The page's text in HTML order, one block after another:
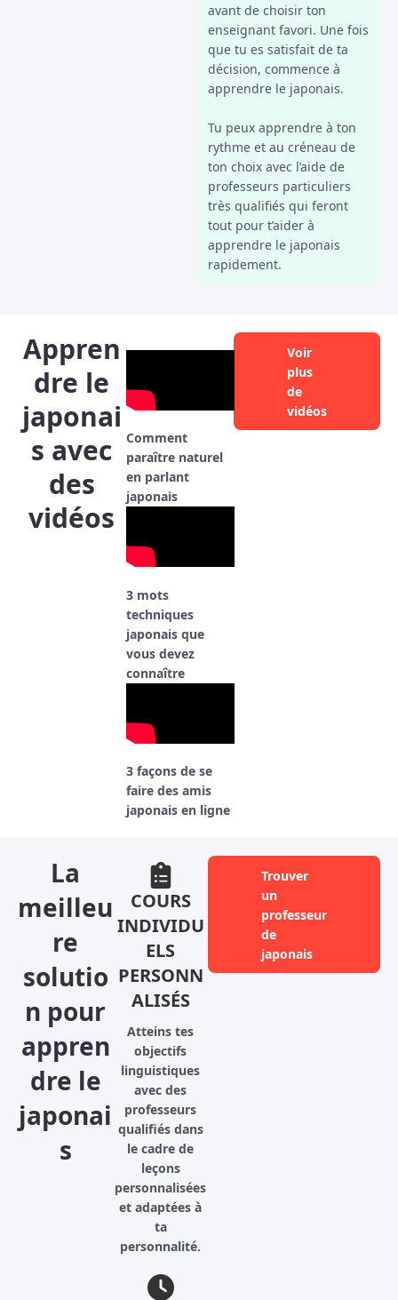
avant de choisir ton
enseignant favori. Une fois
que tu es satisfait de ta
décision, commence à
apprendre le japonais.
Tu peux apprendre à ton
rythme et au créneau de
ton choix avec l’aide de
professeurs particuliers
très qualifiés qui feront
tout pour t’aider à
apprendre le japonais
rapidement.
Appren
dre le
japonai
s avec
des
vidéos
Comment
paraître naturel
en parlant
japonais
3 mots
techniques
japonais que
vous devez
connaître
3 façons de se
faire des amis
japonais en ligne
Voir
plus
de
vidéos
La
meilleu
re
solutio
n pour
appren
dre le
japonai
s
COURS
INDIVIDU
ELS
PERSONN
ALISÉS
Atteins tes
objectifs
linguistiques
avec des
professeurs
qualifiés dans
le cadre de
leçons
personnalisées
et adaptées à
ta
personnalité.
Trouver
un
professeur
de
japonais